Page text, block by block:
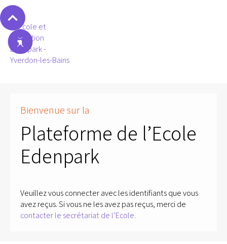
Bienvenue sur la
Plateforme de l’Ecole
Edenpark
Veuillez vous connecter avec les identifiants que vous
avez reçus. Si vous ne les avez pas reçus, merci de
contacter le secrétariat de l’Ecole.